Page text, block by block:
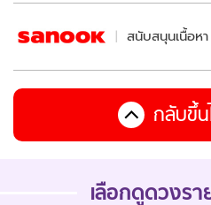
สนับสนุนเนื้อหา
กลับขึ้
เลือกดูดวงร